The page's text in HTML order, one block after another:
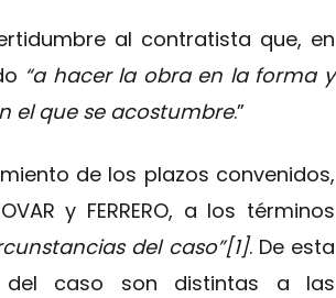
al contratista que, en
“a hacer la obra en la forma y
el que se acostumbre.”
de los plazos convenidos,
y FERRERO, a los términos
del caso”[1]. De esta
del caso son distintas a las